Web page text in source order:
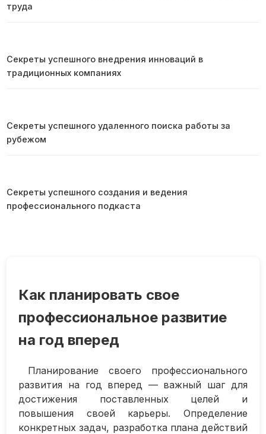
Как планировать свое
профессиональное развитие
на год вперед
Планирование своего профессионального
развития на год вперед — важный шаг для
достижения поставленных целей и
повышения своей карьеры. Определение
конкретных задач, разработка плана действий
труда
Секреты успешного внедрения инноваций в
традиционных компаниях
Секреты успешного удаленного поиска работы за
рубежом
Секреты успешного создания и ведения
профессионального подкаста